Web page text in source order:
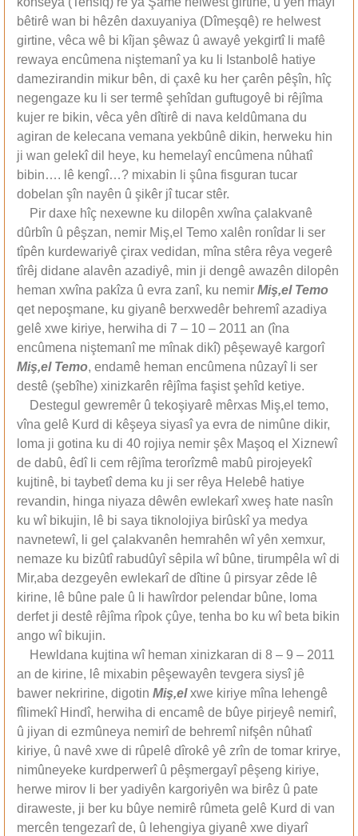
bêtirê wan bi hêzên daxuyaniya (Dîmeşqê) re helwest
girtine, vêca wê bi kîjan şêwaz û awayê yekgirtî li mafê
rewaya encûmena niştemanî ya ku li Istanbolê hatiye
damezirandin mikur bên, di çaxê ku her çarên pêşîn, hîç
negengaze ku li ser termê şehîdan guftugoyê bi rêjîma
kujer re bikin, vêca yên dîtirê di nava keldûmana du
agiran de kelecana vemana yekbûnê dikin, herweku hin
ji wan gelekî dil heye, ku hemelayî encûmena nûhatî
bibin…. lê kengî…? mixabin li şûna fisguran tucar
dobelan şîn nayên û şikêr jî tucar stêr.
Pir daxe hîç nexewne ku dilopên xwîna çalakvanê
dûrbîn û pêşzan, nemir Miş,el Temo xalên ronîdar li ser
tîpên kurdewariyê çirax vedidan, mîna stêra rêya vegerê
tîrêj didane alavên azadiyê, min ji dengê awazên dilopên
heman xwîna pakîza û evra zanî, ku nemir Miş,el Temo
qet nepoşmane, ku giyanê berxwedêr behremî azadiya
gelê xwe kiriye, herwiha di 7 – 10 – 2011 an (îna
encûmena niştemanî me mînak dikî) pêşewayê kargorî
Miş,el Temo, endamê heman encûmena nûzayî li ser
destê (şebîhe) xinizkarên rêjîma faşist şehîd ketiye.
Destegul gewremêr û tekoşiyarê mêrxas Miş,el temo,
vîna gelê Kurd di kêşeya siyasî ya evra de nimûne dikir,
loma ji gotina ku di 40 rojiya nemir şêx Maşoq el Xiznewî
de dabû, êdî li cem rêjîma terorîzmê mabû pirojeyekî
kujtinê, bi taybetî dema ku ji ser rêya Helebê hatiye
revandin, hinga niyaza dêwên ewlekarî xweş hate nasîn
ku wî bikujin, lê bi saya tiknolojiya birûskî ya medya
navnetewî, li gel çalakvanên hemrahên wî yên xemxur,
nemaze ku bizûtî rabudûyî sêpila wî bûne, tirumpêla wî di
Mir,aba dezgeyên ewlekarî de dîtine û pirsyar zêde lê
kirine, lê bûne pale û li hawîrdor pelendar bûne, loma
derfet ji destê rêjîma rîpok çûye, tenha bo ku wî beta bikin
ango wî bikujin.
Hewldana kujtina wî heman xinizkaran di 8 – 9 – 2011
an de kirine, lê mixabin pêşewayên tevgera siysî jê
bawer nekririne, digotin Miş,elxwe kiriye mîna lehengê
fîlimekî Hindî, herwiha di encamê de bûye pirjeyê nemirî,
û jiyan di ezmûneya nemirî de behremî nifşên nûhatî
kiriye, û navê xwe di rûpelê dîrokê yê zrîn de tomar krirye,
nimûneyeke kurdperwerî û pêşmergayî pêşeng kiriye,
herwe mirov li ber yadiyên kargoriyên wa birêz û pate
diraweste, ji ber ku bûye nemirê rûmeta gelê Kurd di van
mercên tengezarî de, û lehengiya giyanê xwe diyarî